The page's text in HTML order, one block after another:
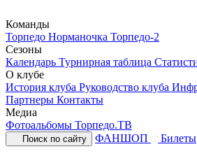
Команды
Торпедо Норманочка Торпедо-2
Сезоны
Календарь Турнирная таблица
О клубе
История клуба Руководство клуба
Партнеры Контакты
Медиа
Фотоальбомы Торпедо.ТВ
Поиск по сайту ФАНШОП Билеты